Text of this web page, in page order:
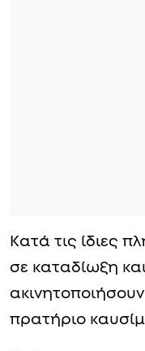
Κατά τις ίδιες
σε καταδίωξη
πρατήριο